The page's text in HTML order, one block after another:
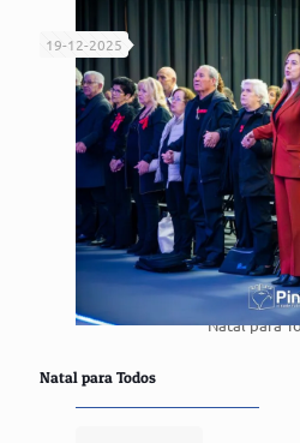
Natal para
19-12-2025
Natal para Todos